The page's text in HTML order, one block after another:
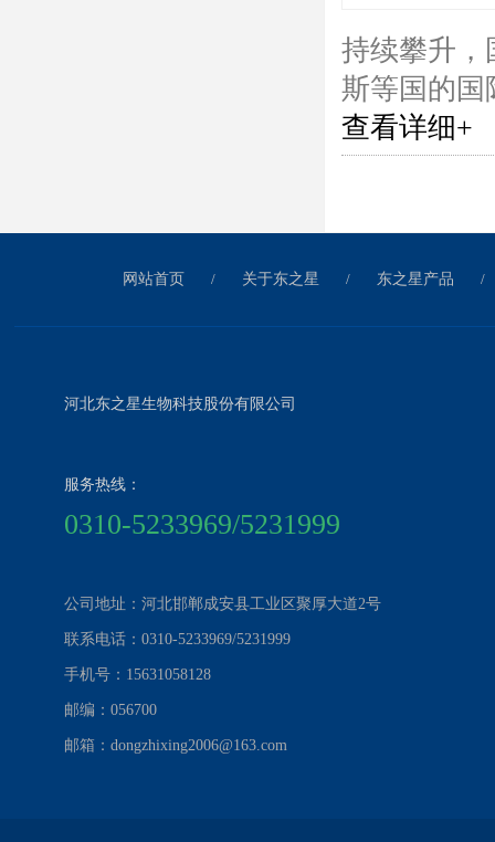
持续攀升，
斯等国的国
查看详细+
网站首页 / 关于东之星 / 东之星产品 /
河北东之星生物科技股份有限公司
服务热线：
0310-5233969/5231999
公司地址：河北邯郸成安县工业区聚厚大道2号
联系电话：0310-5233969/5231999
手机号：15631058128
邮编：056700
邮箱：dongzhixing2006@163.com